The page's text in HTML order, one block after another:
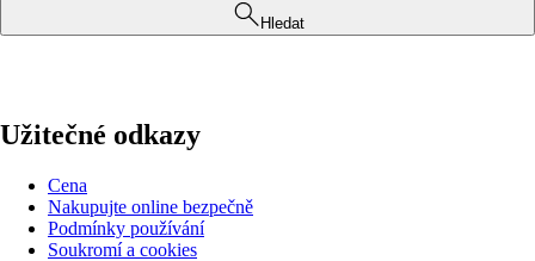
Hledat
Užitečné odkazy
Cena
Nakupujte online bezpečně
Podmínky používání
Soukromí a cookies